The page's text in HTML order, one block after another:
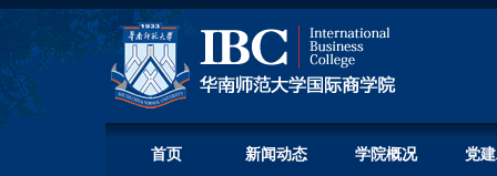
首页 新闻动态 学院概况 党